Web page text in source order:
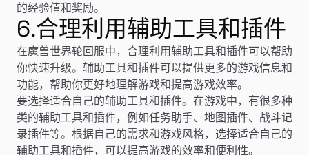
的经验值和奖励。
6.合理利用辅助工具和插件
在魔兽世界轮回服中，合理利用辅助工具和插件可以帮助
你快速升级。辅助工具和插件可以提供更多的游戏信息和
功能，帮助你更好地理解游戏和提高游戏效率。
要选择适合自己的辅助工具和插件。在游戏中，有很多种
类的辅助工具和插件，例如任务助手、地图插件、战斗记
录插件等。根据自己的需求和游戏风格，选择适合自己的
辅助工具和插件，可以提高游戏的效率和便利性。